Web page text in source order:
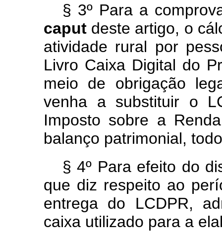
§ 3º Para a
caput deste artigo, o
atividade rural por
Livro Caixa Digital do
meio de obrigação
venha a substituir o
Imposto sobre a
balanço patrimonial,
§ 4º Para efeito do
que diz respeito ao
entrega do LCDPR,
caixa utilizado para a